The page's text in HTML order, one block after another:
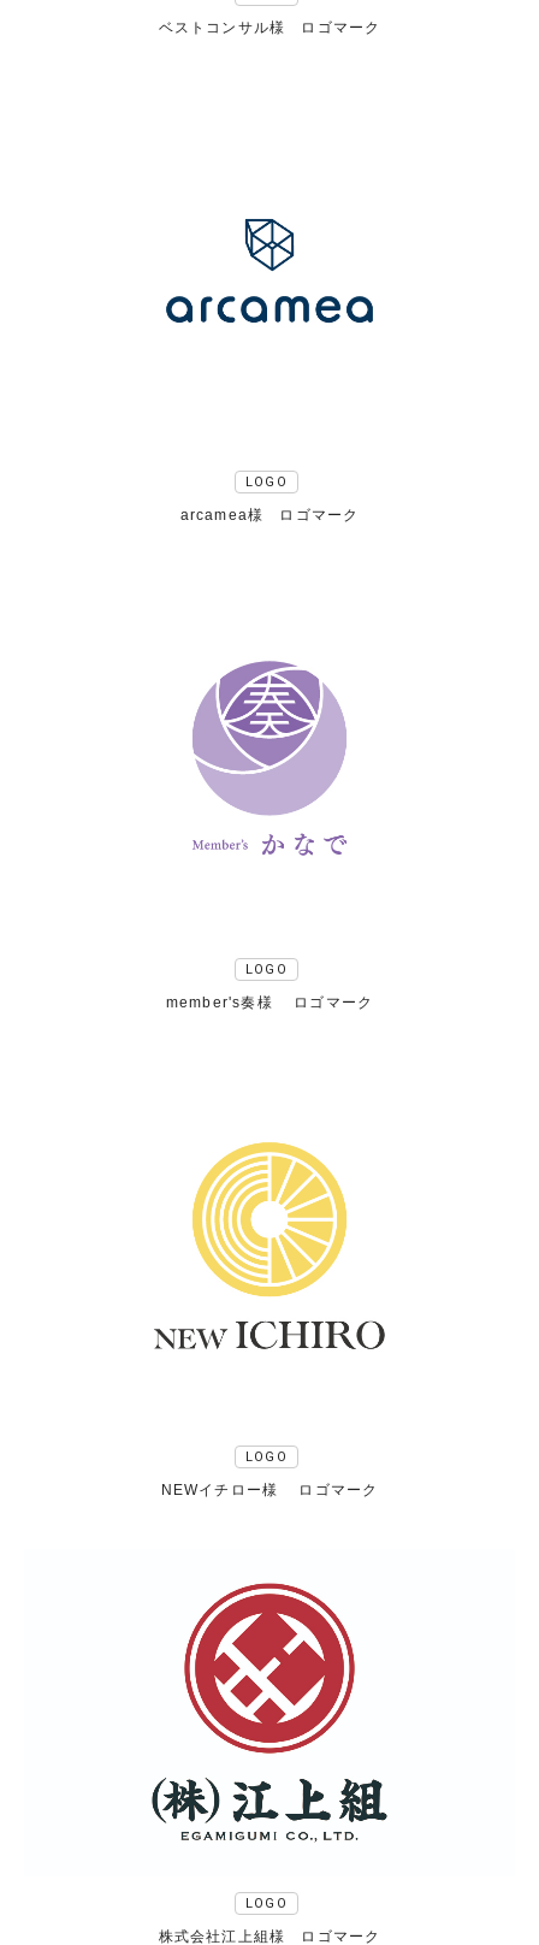
ベストコンサル様 ロゴマーク
LOGO
arcamea様 ロゴマーク
LOGO
member's奏様 ロゴマーク
LOGO
NEWイチロー様 ロゴマーク
LOGO
株式会社江上組様 ロゴマーク